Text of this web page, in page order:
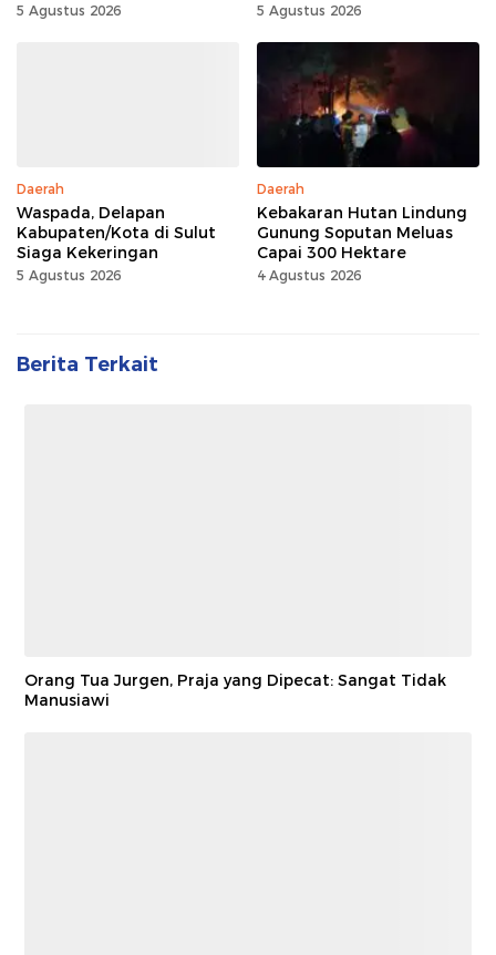
5 Agustus 2026 5 Agustus 2026
Daerah
Waspada, Delapan
Kabupaten/Kota di Sulut
Siaga Kekeringan
5 Agustus 2026
Daerah
Kebakaran Hutan Lindung
Gunung Soputan Meluas
Capai 300 Hektare
4 Agustus 2026
Berita Terkait
Orang Tua Jurgen, Praja yang Dipecat: Sangat Tidak
Manusiawi